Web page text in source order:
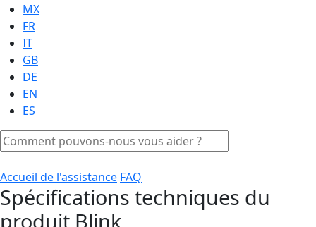
MX
FR
IT
GB
DE
EN
ES
Accueil de l'assistance FAQ
Spécifications techniques du
produit Blink